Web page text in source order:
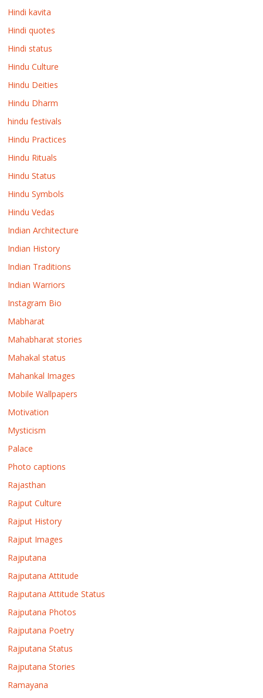
Hindi kavita
Hindi quotes
Hindi status
Hindu Culture
Hindu Deities
Hindu Dharm
hindu festivals
Hindu Practices
Hindu Rituals
Hindu Status
Hindu Symbols
Hindu Vedas
Indian Architecture
Indian History
Indian Traditions
Indian Warriors
Instagram Bio
Mabharat
Mahabharat stories
Mahakal status
Mahankal Images
Mobile Wallpapers
Motivation
Mysticism
Palace
Photo captions
Rajasthan
Rajput Culture
Rajput History
Rajput Images
Rajputana
Rajputana Attitude
Rajputana Attitude Status
Rajputana Photos
Rajputana Poetry
Rajputana Status
Rajputana Stories
Ramayana